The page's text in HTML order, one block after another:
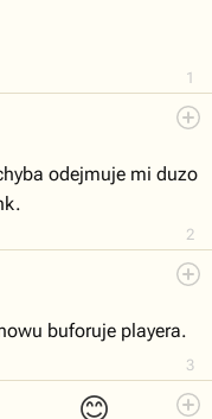
1
2
odejmuje mi duzo
3
buforuje playera.
😊